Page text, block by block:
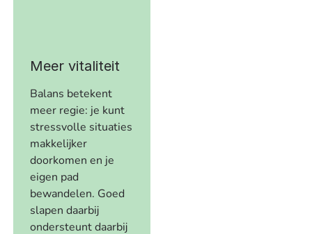
Meer vitaliteit
Balans betekent
meer regie: je kunt
stressvolle situaties
makkelijker
doorkomen en je
eigen pad
bewandelen. Goed
slapen daarbij
ondersteunt daarbij